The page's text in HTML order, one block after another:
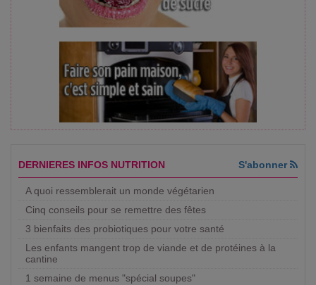
DERNIERES INFOS NUTRITION S'abonner
A quoi ressemblerait un monde végétarien
Cinq conseils pour se remettre des fêtes
3 bienfaits des probiotiques pour votre santé
Les enfants mangent trop de viande et de protéines à la
cantine
1 semaine de menus "spécial soupes"